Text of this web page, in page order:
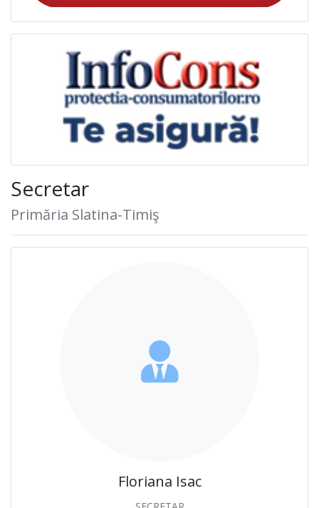
Secretar
Primăria Slatina-Timiş
Floriana Isac